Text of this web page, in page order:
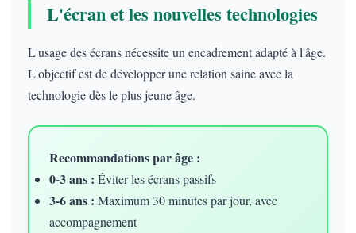
L'écran et les nouvelles technologies
L'usage des écrans nécessite un encadrement adapté à l'âge.
L'objectif est de développer une relation saine avec la
technologie dès le plus jeune âge.
Recommandations par âge :
0-3 ans : Éviter les écrans passifs
3-6 ans : Maximum 30 minutes par jour, avec
accompagnement